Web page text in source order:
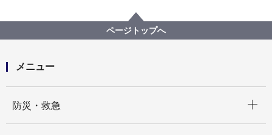
横浜で農業・農体験「ふれる・親しむ」
収穫体験農園（もぎとりなど）
収穫体験農園名一覧
ページトップへ
メニュー
防災・救急